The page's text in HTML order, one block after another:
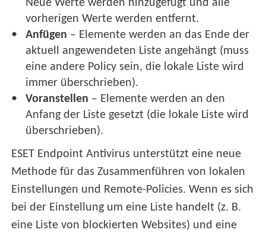
Neue Werte werden hinzugefügt und alle
vorherigen Werte werden entfernt.
Anfügen – Elemente werden an das Ende der
aktuell angewendeten Liste angehängt (muss
eine andere Policy sein, die lokale Liste wird
immer überschrieben).
Voranstellen – Elemente werden an den
Anfang der Liste gesetzt (die lokale Liste wird
überschrieben).
ESET Endpoint Antivirus unterstützt eine neue
Methode für das Zusammenführen von lokalen
Einstellungen und Remote-Policies. Wenn es sich
bei der Einstellung um eine Liste handelt (z. B.
eine Liste von blockierten Websites) und eine